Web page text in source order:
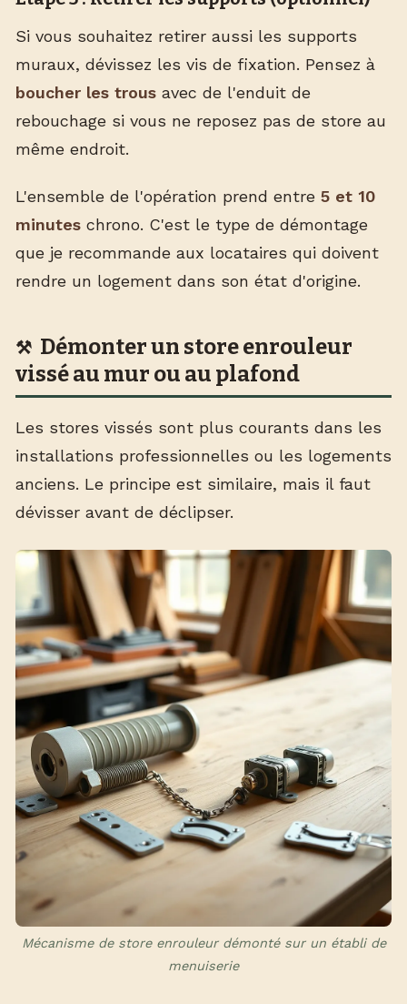
Si vous souhaitez retirer aussi les supports
muraux, dévissez les vis de fixation. Pensez à
boucher les trous avec de l'enduit de
rebouchage si vous ne reposez pas de store au
même endroit.
L'ensemble de l'opération prend entre 5 et 10
minutes chrono. C'est le type de démontage
que je recommande aux locataires qui doivent
rendre un logement dans son état d'origine.
Démonter un store enrouleur
vissé au mur ou au plafond
Les stores vissés sont plus courants dans les
installations professionnelles ou les logements
anciens. Le principe est similaire, mais il faut
dévisser avant de déclipser.
Mécanisme de store enrouleur démonté sur un établi de
menuiserie